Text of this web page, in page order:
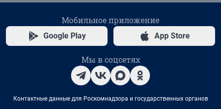
Мобильное приложение
Google Play App Store
Мы в соцсетях
Контактные данные для Роскомнадзора и государственных органов